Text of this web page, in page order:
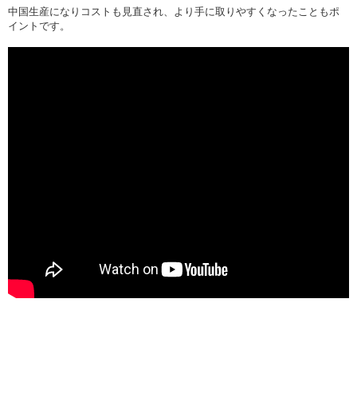
中国生産になりコストも見直され、より手に取りやすくなったこともポ
イントです。